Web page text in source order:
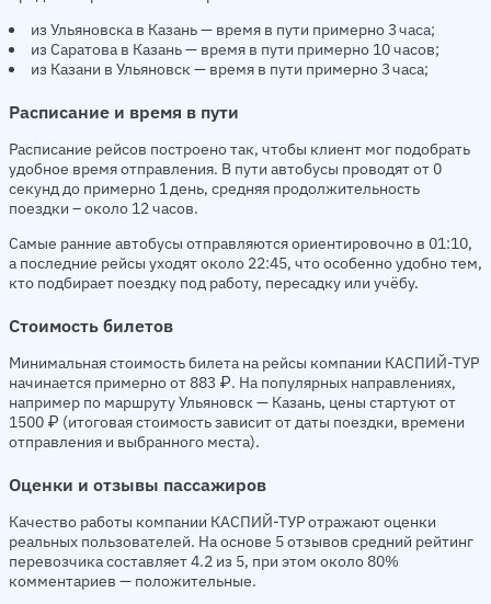
из Ульяновска в Казань — время в пути примерно 3 часа;
из Саратова в Казань — время в пути примерно 10 часов;
из Казани в Ульяновск — время в пути примерно 3 часа;
Расписание и время в пути
Расписание рейсов построено так, чтобы клиент мог подобрать
удобное время отправления. В пути автобусы проводят от 0
секунд до примерно 1 день, средняя продолжительность
поездки – около 12 часов.
Самые ранние автобусы отправляются ориентировочно в 01:10,
а последние рейсы уходят около 22:45, что особенно удобно тем,
кто подбирает поездку под работу, пересадку или учёбу.
Стоимость билетов
Минимальная стоимость билета на рейсы компании КАСПИЙ-ТУР
начинается примерно от 883 ₽. На популярных направлениях,
например по маршруту Ульяновск — Казань, цены стартуют от
1500 ₽ (итоговая стоимость зависит от даты поездки, времени
отправления и выбранного места).
Оценки и отзывы пассажиров
Качество работы компании КАСПИЙ-ТУР отражают оценки
реальных пользователей. На основе 5 отзывов средний рейтинг
перевозчика составляет 4.2 из 5, при этом около 80%
комментариев — положительные.